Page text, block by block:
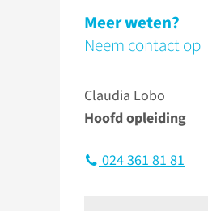
Meer weten?
Neem contact op
Claudia Lobo
Hoofd opleiding
024 361 81 81